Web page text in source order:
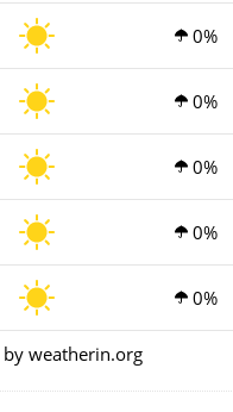
0%
0%
0%
0%
0%
by weatherin.org